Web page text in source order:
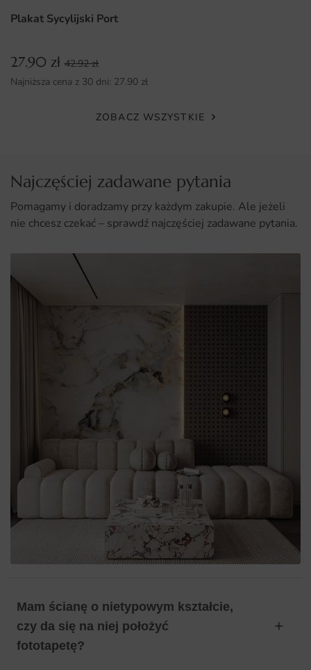
Plakat Sycylijski Port
27.90 zł 42.92zł
Najniższa cena z 30 dni: 27.90 zł
ZOBACZ WSZYSTKIE
Najczęściej zadawane pytania
Pomagamy i doradzamy przy każdym zakupie. Ale jeżeli
nie chcesz czekać – sprawdź najczęściej zadawane pytania.
Mam ścianę o nietypowym kształcie,
czy da się na niej położyć
fototapetę?